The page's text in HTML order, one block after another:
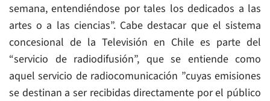
semana, entendiéndose por tales los dedicados a las
artes o a las ciencias”. Cabe destacar que el sistema
concesional de la Televisión en Chile es parte del
“servicio de radiodifusión”, que se entiende como
aquel servicio de radiocomunicación ”cuyas emisiones
se destinan a ser recibidas directamente por el público